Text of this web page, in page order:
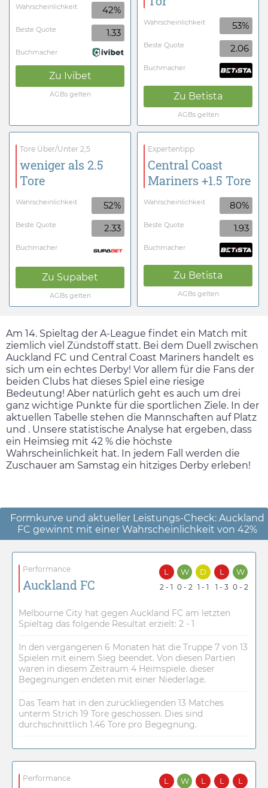
Wahrscheinlichkeit 42%
Beste Quote 1.33
Buchmacher
Zu Ivibet
AGBs gelten
Wahrscheinlichkeit 53%
Beste Quote 2.06
Buchmacher
Zu Betista
AGBs gelten
Tore Über/Unter 2,5
weniger als 2.5
Tore
Wahrscheinlichkeit 52%
Beste Quote 2.33
Buchmacher
Zu Supabet
AGBs gelten
Expertentipp
Central Coast
Mariners +1.5 Tore
Wahrscheinlichkeit 80%
Beste Quote 1.93
Buchmacher
Zu Betista
AGBs gelten
Am 14. Spieltag der A-League findet ein Match mit
ziemlich viel Zündstoff statt. Bei dem Duell zwischen
Auckland FC und Central Coast Mariners handelt es
sich um ein echtes Derby! Vor allem für die Fans der
beiden Clubs hat dieses Spiel eine riesige
Bedeutung! Aber natürlich geht es auch um drei
ganz wichtige Punkte für die sportlichen Ziele. In der
aktuellen Tabelle stehen die Mannschaften auf Platz
und . Unsere statistische Analyse hat ergeben, dass
ein Heimsieg mit 42 % die höchste
Wahrscheinlichkeit hat. In jedem Fall werden die
Zuschauer am Samstag ein hitziges Derby erleben!
Formkurve und aktueller Leistungs-Check: Auckland
FC gewinnt mit einer Wahrscheinlichkeit von 42%
Performance
Auckland FC
L
2 - 1
W
0 - 2
D
1 - 1
L
1 - 3
W
0 - 2
Melbourne City hat gegen Auckland FC am letzten
Spieltag das folgende Resultat erzielt: 2 - 1
In den vergangenen 6 Monaten hat die Truppe 7 von 13
Spielen mit einem Sieg beendet. Von diesen Partien
waren in diesem Zeitraum 4 Heimspiele. dieser
Begegnungen endeten mit einer Niederlage.
Das Team hat in den zurückliegenden 13 Matches
unterm Strich 19 Tore geschossen. Dies sind
durchschnittlich 1.46 Tore pro Begegnung.
Performance L W L L L